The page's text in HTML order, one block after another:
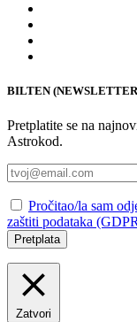
BILTEN
Pretplatite se na
Astrokod.
Pročitao/la sam
zaštiti podataka
Pretplata
Zatvori